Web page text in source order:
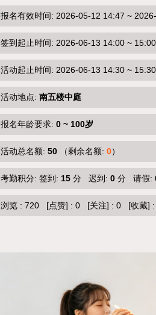
报名有效时间: 2026-05-12 14:47 ~
签到起止时间: 2026-06-13 14:00 ~ 15:00
活动起止时间: 2026-06-13 14:30 ~ 15:30
活动地点: 南五楼中庭
报名年龄要求: 0 ~ 100岁
活动总名额: 50 （剩余名额: 0）
考勤积分: 签到: 15 分 迟到: 0 分 请假:
浏览 : 720 [点赞] : 0 [关注] : 0 [收藏]